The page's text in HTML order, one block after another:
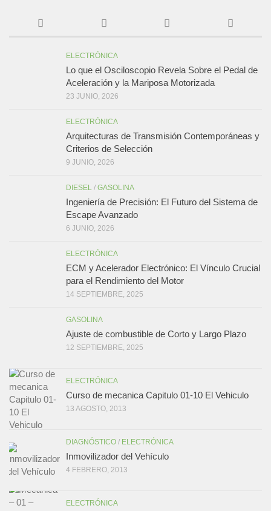
ELECTRÓNICA
Lo que el Osciloscopio Revela Sobre el Pedal de
Aceleración y la Mariposa Motorizada
23 JUNIO, 2026
ELECTRÓNICA
Arquitecturas de Transmisión Contemporáneas y
Criterios de Selección
9 JUNIO, 2026
DIESEL / GASOLINA
Ingeniería de Precisión: El Futuro del Sistema de
Escape Avanzado
6 JUNIO, 2026
ELECTRÓNICA
ECM y Acelerador Electrónico: El Vínculo Crucial
para el Rendimiento del Motor
14 SEPTIEMBRE, 2025
GASOLINA
Ajuste de combustible de Corto y Largo Plazo
12 SEPTIEMBRE, 2025
ELECTRÓNICA
Curso de mecanica Capitulo 01-10 El Vehiculo
13 AGOSTO, 2013
DIAGNÓSTICO / ELECTRÓNICA
Inmovilizador del Vehículo
4 FEBRERO, 2013
ELECTRÓNICA